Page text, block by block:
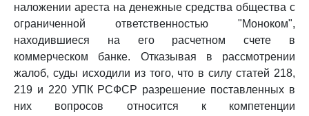
наложении ареста на денежные средства общества с
ограниченной ответственностью "Моноком",
находившиеся на его расчетном счете в
коммерческом банке. Отказывая в рассмотрении
жалоб, суды исходили из того, что в силу статей 218,
219 и 220 УПК РСФСР разрешение поставленных в
них вопросов относится к компетенции